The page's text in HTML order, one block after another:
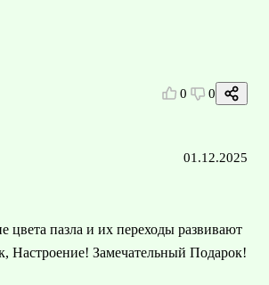
0 0
01.12.2025
цвета пазла и их переходы развивают
Настроение! Замечательный Подарок!